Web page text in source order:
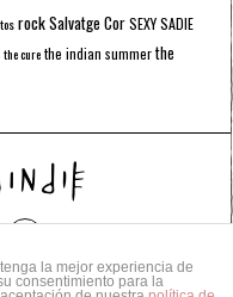
rockSalvatge CorSEXY SADIE
the curethe indian summerthe
reservados.
la mejor experiencia de
consentimiento para la